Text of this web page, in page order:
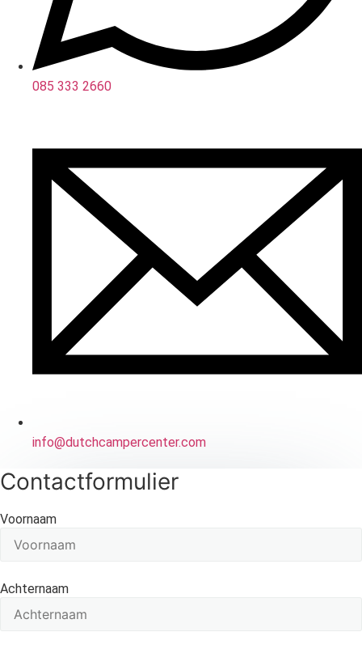
085 333 2660
info@dutchcampercenter.com
Contactformulier
Voornaam
Achternaam